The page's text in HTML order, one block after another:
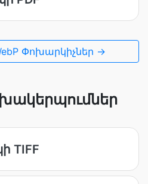
Փոխարկիչներ →
TIFF